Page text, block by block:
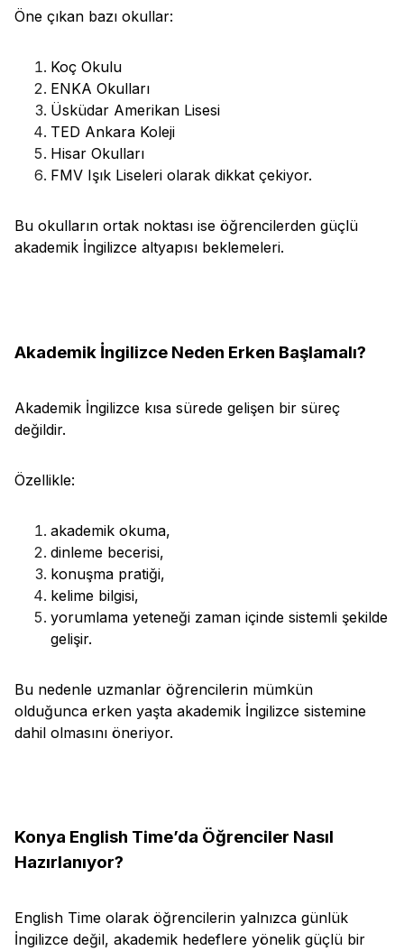
Öne çıkan bazı okullar:
Koç Okulu
ENKA Okulları
Üsküdar Amerikan Lisesi
TED Ankara Koleji
Hisar Okulları
FMV Işık Liseleri olarak dikkat çekiyor.
Bu okulların ortak noktası ise öğrencilerden güçlü
akademik İngilizce altyapısı beklemeleri.
Akademik İngilizce Neden Erken Başlamalı?
Akademik İngilizce kısa sürede gelişen bir süreç
değildir.
Özellikle:
akademik okuma,
dinleme becerisi,
konuşma pratiği,
kelime bilgisi,
yorumlama yeteneği zaman içinde sistemli şekilde
gelişir.
Bu nedenle uzmanlar öğrencilerin mümkün
olduğunca erken yaşta akademik İngilizce sistemine
dahil olmasını öneriyor.
Konya English Time’da Öğrenciler Nasıl
Hazırlanıyor?
English Time olarak öğrencilerin yalnızca günlük
İngilizce değil, akademik hedeflere yönelik güçlü bir